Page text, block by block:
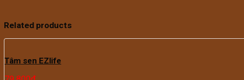
Related products
Tâm sen EZlife